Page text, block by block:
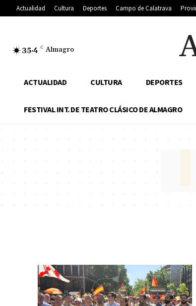
Actualidad Cultura Deportes Campo de Calatrava
35.4 C Almagro
ACTUALIDAD CULTURA DEPORTES
FESTIVAL INT. DE TEATRO CLÁSICO DE ALMAGRO